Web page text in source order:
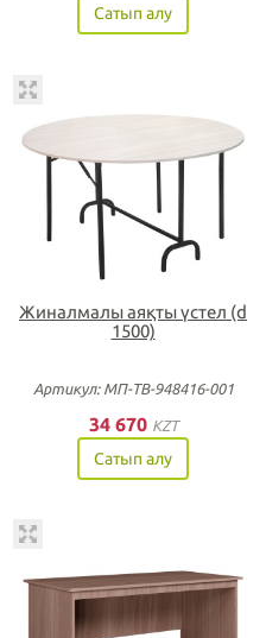
Сатып алу
Жиналмалы аяқты үстел (d
1500)
Артикул: МП-ТВ-948416-001
34 670 KZT
Сатып алу